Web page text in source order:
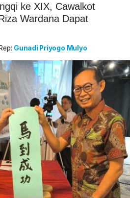
ke XIX, Cawalkot
Wardana Dapat
Rep: Gunadi Priyogo Mulyo